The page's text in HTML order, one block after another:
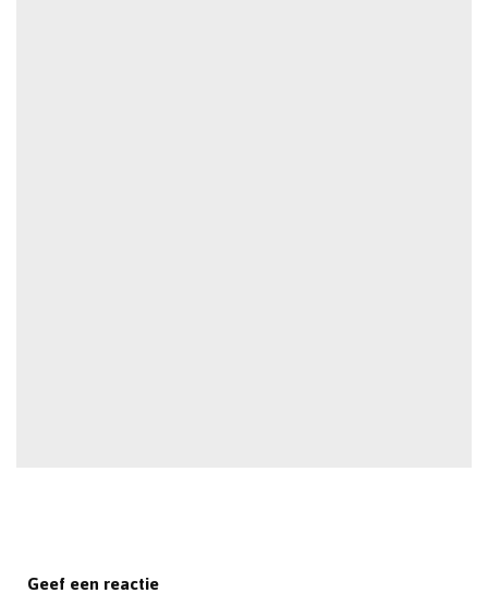
Geef een reactie